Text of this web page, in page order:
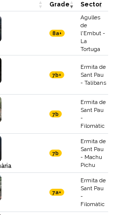
Grade Sector
8a+
Agulles
de
l'Embut -
La
Tortuga
7b+
Ermita de
Sant Pau
- Talibans
7b
Ermita de
Sant Pau
-
Filomàtic
7b
Ermita de
Sant Pau
- Machu
Pichu
7a+
Ermita de
Sant Pau
-
Filomàtic